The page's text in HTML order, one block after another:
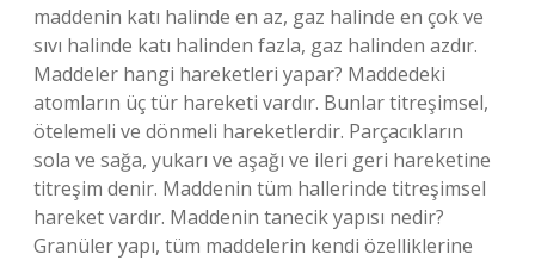
maddenin katı halinde en az, gaz halinde en çok ve
sıvı halinde katı halinden fazla, gaz halinden azdır.
Maddeler hangi hareketleri yapar? Maddedeki
atomların üç tür hareketi vardır. Bunlar titreşimsel,
ötelemeli ve dönmeli hareketlerdir. Parçacıkların
sola ve sağa, yukarı ve aşağı ve ileri geri hareketine
titreşim denir. Maddenin tüm hallerinde titreşimsel
hareket vardır. Maddenin tanecik yapısı nedir?
Granüler yapı, tüm maddelerin kendi özelliklerine